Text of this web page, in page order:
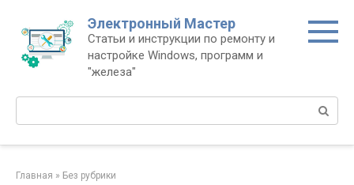
контенту
Электронный Мастер
Статьи и инструкции по ремонту и
настройке Windows, программ и
"железа"
Поиск:
Главная » Без рубрики